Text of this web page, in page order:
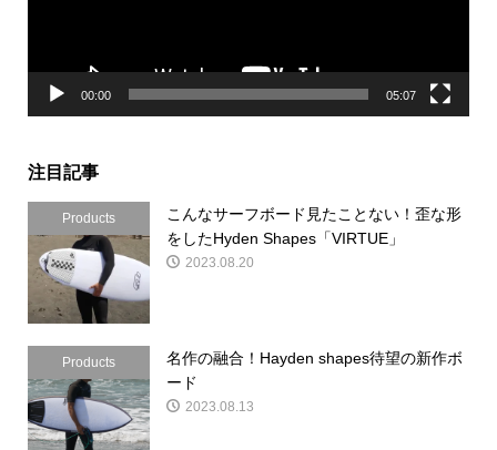
00:00 05:07
注目記事
Products
こんなサーフボード見たことない！歪な形
をしたHyden Shapes「VIRTUE」
2023.08.20
Products
名作の融合！Hayden shapes待望の新作ボ
ード
2023.08.13